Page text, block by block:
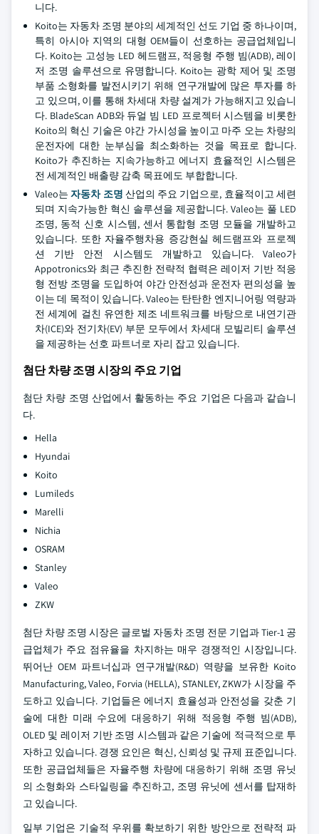
니다.
Koito는 자동차 조명 분야의 세계적인 선도 기업 중 하나이며,
특히 아시아 지역의 대형 OEM들이 선호하는 공급업체입니
다. Koito는 고성능 LED 헤드램프, 적응형 주행 빔(ADB), 레이
저 조명 솔루션으로 유명합니다. Koito는 광학 제어 및 조명
부품 소형화를 발전시키기 위해 연구개발에 많은 투자를 하
고 있으며, 이를 통해 차세대 차량 설계가 가능해지고 있습니
다. BladeScan ADB와 듀얼 빔 LED 프로젝터 시스템을 비롯한
Koito의 혁신 기술은 야간 가시성을 높이고 마주 오는 차량의
운전자에 대한 눈부심을 최소화하는 것을 목표로 합니다.
Koito가 추진하는 지속가능하고 에너지 효율적인 시스템은
전 세계적인 배출량 감축 목표에도 부합합니다.
Valeo는자동차 조명 산업의 주요 기업으로, 효율적이고 세련
되며 지속가능한 혁신 솔루션을 제공합니다. Valeo는 풀 LED
조명, 동적 신호 시스템, 센서 통합형 조명 모듈을 개발하고
있습니다. 또한 자율주행차용 증강현실 헤드램프와 프로젝
션 기반 안전 시스템도 개발하고 있습니다. Valeo가
Appotronics와 최근 추진한 전략적 협력은 레이저 기반 적응
형 전방 조명을 도입하여 야간 안전성과 운전자 편의성을 높
이는 데 목적이 있습니다. Valeo는 탄탄한 엔지니어링 역량과
전 세계에 걸친 유연한 제조 네트워크를 바탕으로 내연기관
차(ICE)와 전기차(EV) 부문 모두에서 차세대 모빌리티 솔루션
을 제공하는 선호 파트너로 자리 잡고 있습니다.
첨단 차량 조명 시장의 주요 기업
첨단 차량 조명 산업에서 활동하는 주요 기업은 다음과 같습니
다.
Hella
Hyundai
Koito
Lumileds
Marelli
Nichia
OSRAM
Stanley
Valeo
ZKW
첨단 차량 조명 시장은 글로벌 자동차 조명 전문 기업과 Tier-1 공
급업체가 주요 점유율을 차지하는 매우 경쟁적인 시장입니다.
뛰어난 OEM 파트너십과 연구개발(R&D) 역량을 보유한 Koito
Manufacturing, Valeo, Forvia (HELLA), STANLEY, ZKW가 시장을 주
도하고 있습니다. 기업들은 에너지 효율성과 안전성을 갖춘 기
술에 대한 미래 수요에 대응하기 위해 적응형 주행 빔(ADB),
OLED 및 레이저 기반 조명 시스템과 같은 기술에 적극적으로 투
자하고 있습니다. 경쟁 요인은 혁신, 신뢰성 및 규제 표준입니다.
또한 공급업체들은 자율주행 차량에 대응하기 위해 조명 유닛
의 소형화와 스타일링을 추진하고, 조명 유닛에 센서를 탑재하
고 있습니다.
일부 기업은 기술적 우위를 확보하기 위한 방안으로 전략적 파